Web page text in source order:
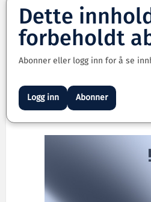
Dette
forbeholdt
Abonner eller logg inn for å se
Logg inn Abonner